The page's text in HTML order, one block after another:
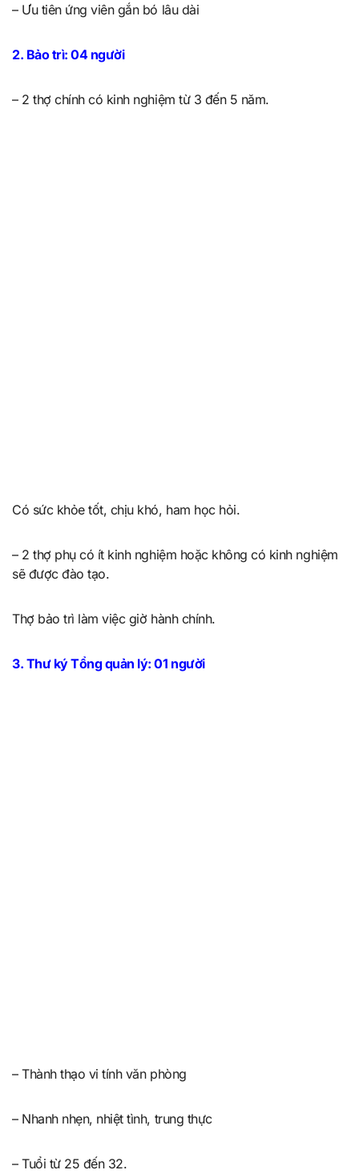
– Ưu tiên ứng viên gắn bó lâu dài
2. Bảo trì: 04 người
– 2 thợ chính có kinh nghiệm từ 3 đến 5 năm.
Có sức khỏe tốt, chịu khó, ham học hỏi.
– 2 thợ phụ có ít kinh nghiệm hoặc không có kinh nghiệm
sẽ được đào tạo.
Thợ bảo trì làm việc giờ hành chính.
3. Thư ký Tổng quản lý: 01 người
– Thành thạo vi tính văn phòng
– Nhanh nhẹn, nhiệt tình, trung thực
– Tuổi từ 25 đến 32.